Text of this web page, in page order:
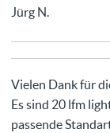
Jürg N.
Vielen Dank für
Es sind 20 lfm
passende